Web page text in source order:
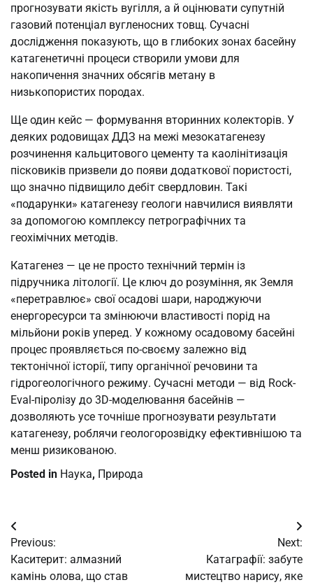
прогнозувати якість вугілля, а й оцінювати супутній
газовий потенціал вугленосних товщ. Сучасні
дослідження показують, що в глибоких зонах басейну
катагенетичні процеси створили умови для
накопичення значних обсягів метану в
низькопористих породах.
Ще один кейс — формування вторинних колекторів. У
деяких родовищах ДДЗ на межі мезокатагенезу
розчинення кальцитового цементу та каолінітизація
пісковиків призвели до появи додаткової пористості,
що значно підвищило дебіт свердловин. Такі
«подарунки» катагенезу геологи навчилися виявляти
за допомогою комплексу петрографічних та
геохімічних методів.
Катагенез — це не просто технічний термін із
підручника літології. Це ключ до розуміння, як Земля
«перетравлює» свої осадові шари, народжуючи
енергоресурси та змінюючи властивості порід на
мільйони років уперед. У кожному осадовому басейні
процес проявляється по-своєму залежно від
тектонічної історії, типу органічної речовини та
гідрогеологічного режиму. Сучасні методи — від Rock-
Eval-піролізу до 3D-моделювання басейнів —
дозволяють усе точніше прогнозувати результати
катагенезу, роблячи геологорозвідку ефективнішою та
менш ризикованою.
Posted in Наука, Природа
Post
navigation
Previous:
Каситерит: алмазний
камінь олова, що став
Next:
Катаграфії: забуте
мистецтво нарису, яке